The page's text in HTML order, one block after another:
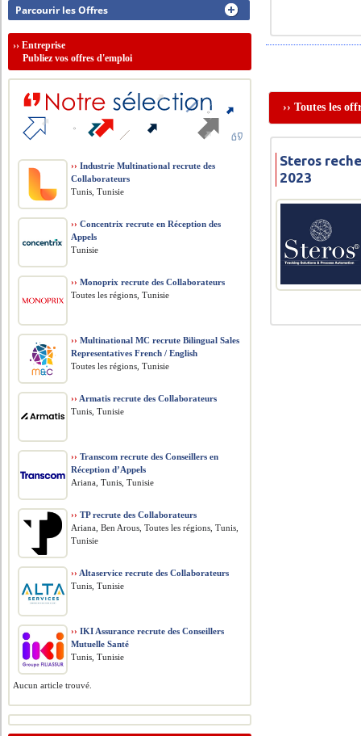
›› Toutes les
Steros
2023
Parcourir les Offres
››Entreprise
Publiez vos offres d'emploi
›› Industrie Multinational recrute des
Collaborateurs
Tunis, Tunisie
›› Concentrix recrute en Réception des
Appels
Tunisie
›› Monoprix recrute des Collaborateurs
Toutes les régions, Tunisie
›› Multinational MC recrute Bilingual Sales
Representatives French / English
Toutes les régions, Tunisie
›› Armatis recrute des Collaborateurs
Tunis, Tunisie
›› Transcom recrute des Conseillers en
Réception d’Appels
Ariana, Tunis, Tunisie
›› TP recrute des Collaborateurs
Ariana, Ben Arous, Toutes les régions, Tunis,
Tunisie
›› Altaservice recrute des Collaborateurs
Tunis, Tunisie
›› IKI Assurance recrute des Conseillers
Mutuelle Santé
Tunis, Tunisie
Aucun article trouvé.